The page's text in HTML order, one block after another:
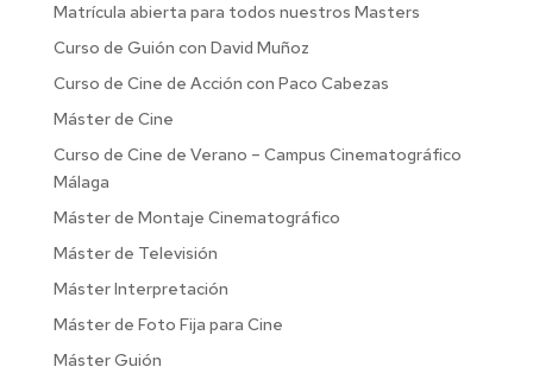
Matrícula abierta para todos nuestros Masters
Curso de Guión con David Muñoz
Curso de Cine de Acción con Paco Cabezas
Máster de Cine
Curso de Cine de Verano – Campus Cinematográfico
Málaga
Máster de Montaje Cinematográfico
Máster de Televisión
Máster Interpretación
Máster de Foto Fija para Cine
Máster Guión